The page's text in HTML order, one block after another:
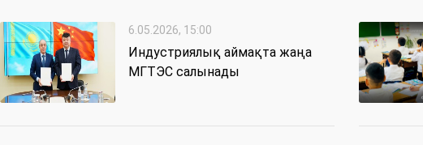
6.05.2026, 15:00
Индустриялық аймақта жаңа
МГТЭС салынады